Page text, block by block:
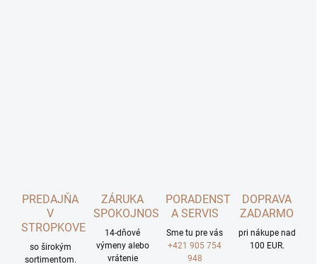
PREDAJŇA
V
STROPKOVE
so širokým
sortimentom.
ZÁRUKA
SPOKOJNOSTI
14-dňové
výmeny alebo
vrátenie
PORADENSTVO
A SERVIS
Sme tu pre vás
+421 905 754
948
DOPRAVA
ZADARMO
pri nákupe nad
100 EUR.